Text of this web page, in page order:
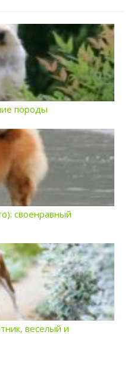
породы
своенравный
веселый и